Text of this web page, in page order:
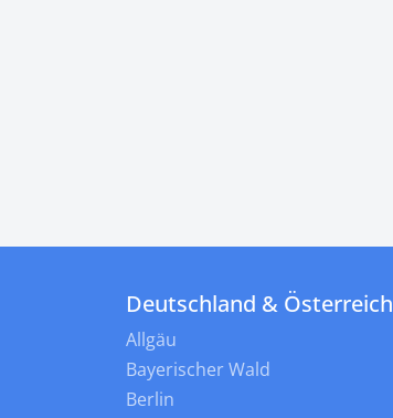
Deutschland & Österreich
Allgäu
Bayerischer Wald
Berlin